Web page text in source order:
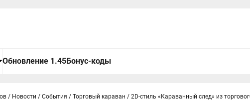
Обновление 1.45Бонус-коды
/ Новости / События / Торговый караван / 2D-стиль «Караванный след» из